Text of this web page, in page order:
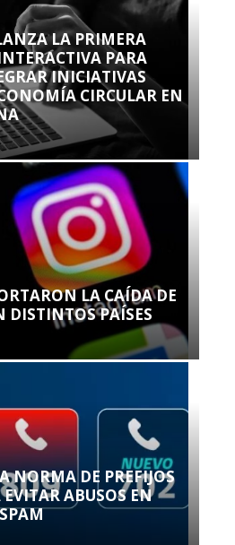
LA PRIMERA
PARA
INICIATIVAS
CIRCULAR EN
LA CAÍDA DE
DISTINTOS PAÍSES
NORMA DE PREFIJOS
ABUSOS EN